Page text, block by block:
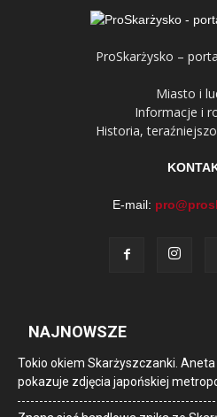
ProSkarżysko –
Miasto i
Informacje i
Historia,
E-mail:
NAJNOWSZE
Tokio okiem Skarżyszczanki.
pokazuje zdjęcia japońskiej